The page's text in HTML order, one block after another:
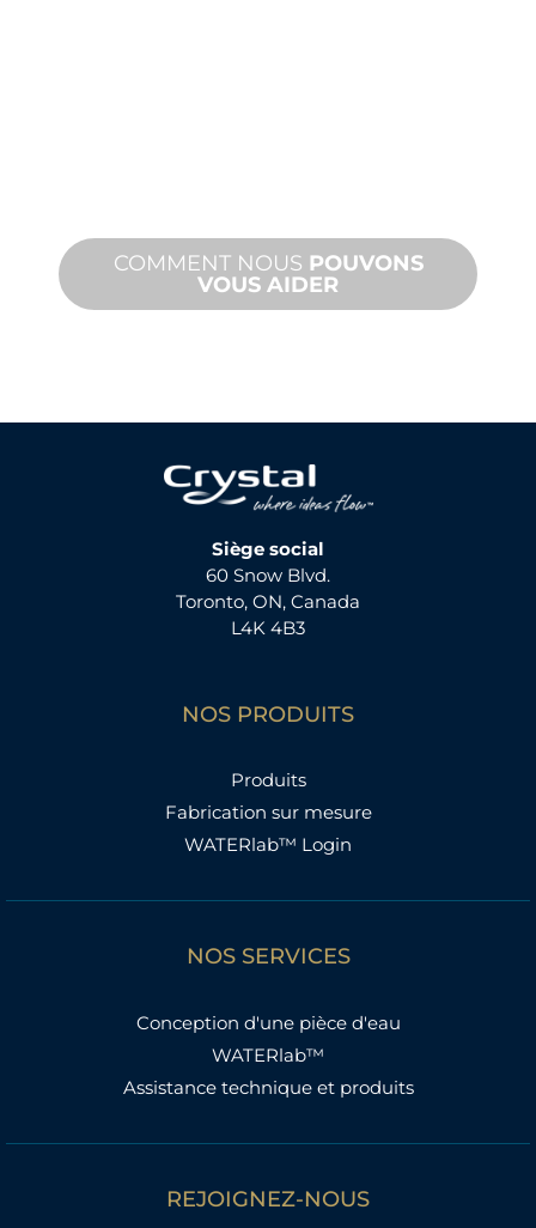
COMMENT NOUS POUVONS
VOUS AIDER
Siège social
60 Snow Blvd.
Toronto, ON, Canada
L4K 4B3
NOS PRODUITS
Produits
Fabrication sur mesure
WATERlab™ Login
NOS SERVICES
Conception d'une pièce d'eau
WATERlab™
Assistance technique et produits
REJOIGNEZ-NOUS